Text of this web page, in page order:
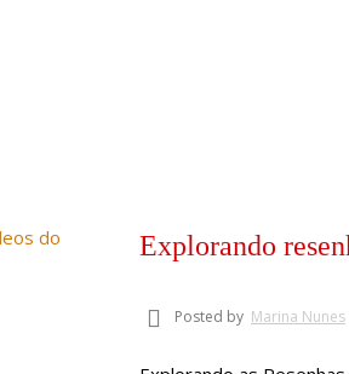
Explorando
Posted by Marina Nunes